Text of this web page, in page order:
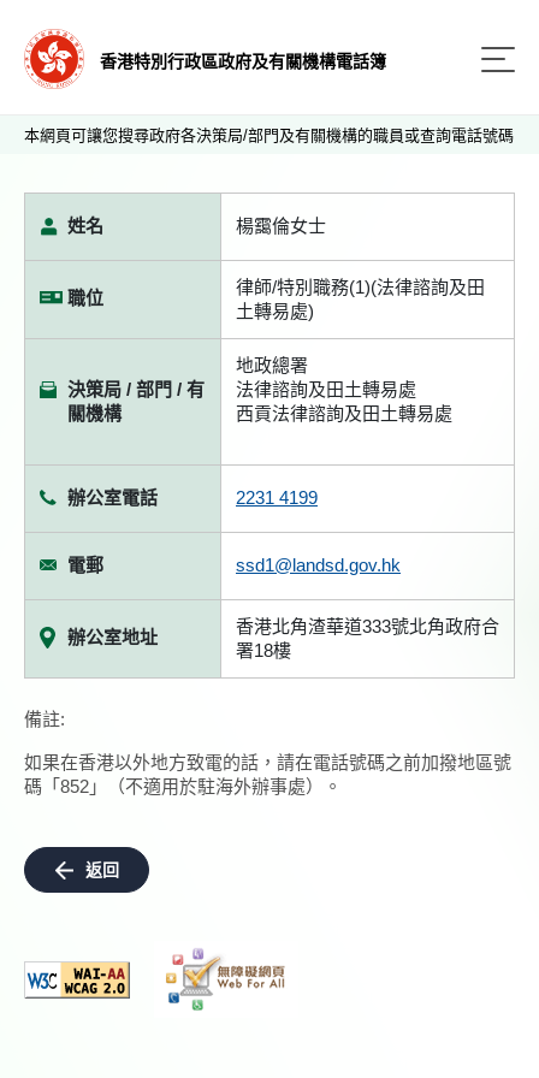
香港特別行政區政府及有關機構電話簿
本網頁可讓您搜尋政府各決策局/部門及有關機構的職員或查詢電話號碼
姓名 楊靄倫女士
職位
律師/特別職務(1)(法律諮詢及田
土轉易處)
決策局 / 部門 / 有
關機構
地政總署
法律諮詢及田土轉易處
西貢法律諮詢及田土轉易處
辦公室電話 2231 4199
電郵 ssd1@landsd.gov.hk
辦公室地址
香港北角渣華道333號北角政府合
署18樓
備註:
如果在香港以外地方致電的話，請在電話號碼之前加撥地區號
碼「852」（不適用於駐海外辦事處）。
返回